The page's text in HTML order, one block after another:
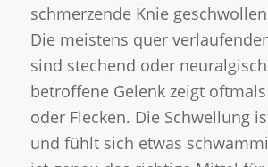
schmerzende Knie
Die meistens quer
sind stechend oder
betroffene Gelenk zeigt
oder Flecken. Die Schwellung
und fühlt sich etwas